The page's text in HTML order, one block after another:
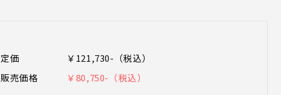
定価
￥121,730-（税込）
販売価格
￥80,750-（税込）